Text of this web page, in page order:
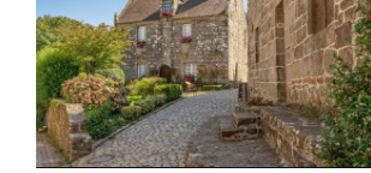
Contacto